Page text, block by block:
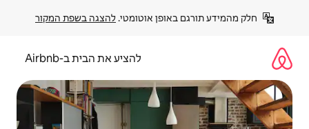
אוטומטי. להצגה בשפת המקור
להציע את הבית ב-Airbnb